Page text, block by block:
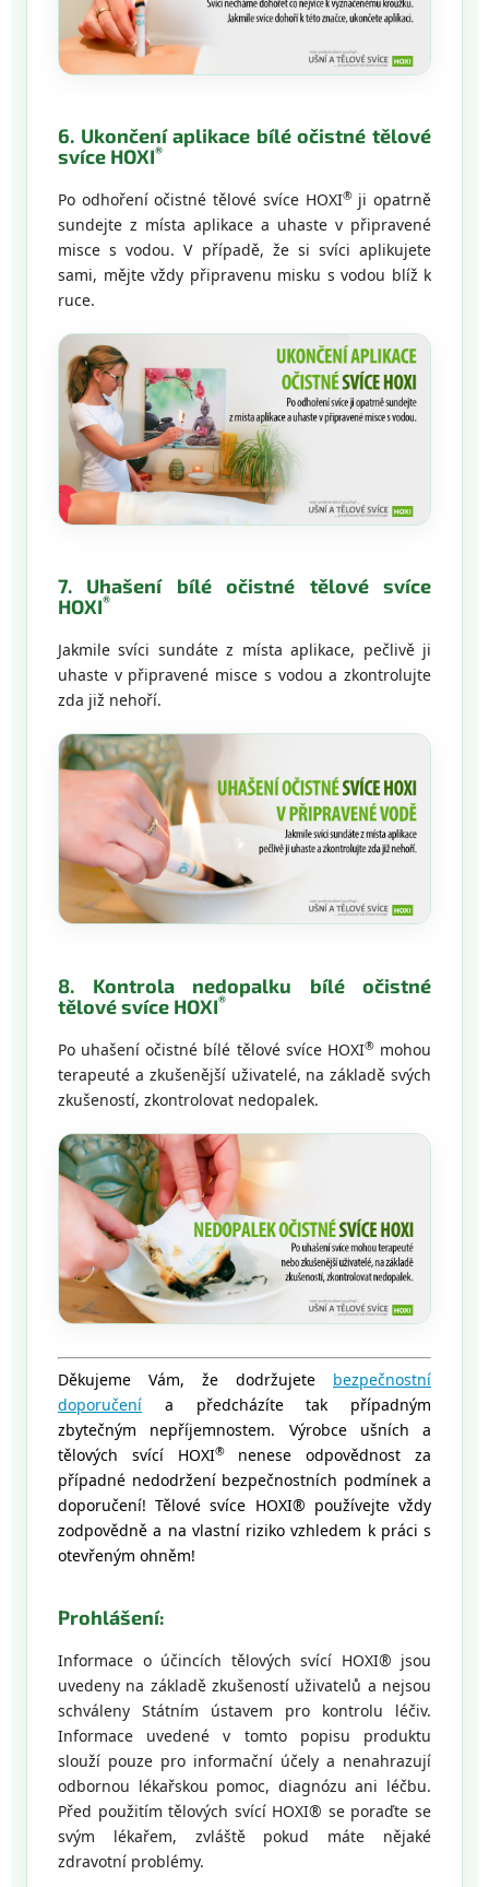
6. Ukončení aplikace bílé očistné tělové
svíce HOXI®
Po odhoření očistné tělové svíce HOXI®ji opatrně
sundejte z místa aplikace a uhaste v připravené
misce s vodou. V případě, že si svíci aplikujete
sami, mějte vždy připravenu misku s vodou blíž k
ruce.
7. Uhašení bílé očistné tělové svíce
HOXI®
Jakmile svíci sundáte z místa aplikace, pečlivě ji
uhaste v připravené misce s vodou a zkontrolujte
zda již nehoří.
8. Kontrola nedopalku bílé očistné
tělové svíce HOXI®
Po uhašení očistné bílé tělové svíce HOXI®mohou
terapeuté a zkušenější uživatelé, na základě svých
zkušeností, zkontrolovat nedopalek.
Děkujeme Vám, že dodržujete bezpečnostní
doporučení a předcházíte tak případným
zbytečným nepříjemnostem. Výrobce ušních a
tělových svící HOXI®nenese odpovědnost za
případné nedodržení bezpečnostních podmínek a
doporučení! Tělové svíce HOXI® používejte vždy
zodpovědně a na vlastní riziko vzhledem k práci s
otevřeným ohněm!
Prohlášení:
Informace o účincích tělových svící HOXI® jsou
uvedeny na základě zkušeností uživatelů a nejsou
schváleny Státním ústavem pro kontrolu léčiv.
Informace uvedené v tomto popisu produktu
slouží pouze pro informační účely a nenahrazují
odbornou lékařskou pomoc, diagnózu ani léčbu.
Před použitím tělových svící HOXI® se poraďte se
svým lékařem, zvláště pokud máte nějaké
zdravotní problémy.